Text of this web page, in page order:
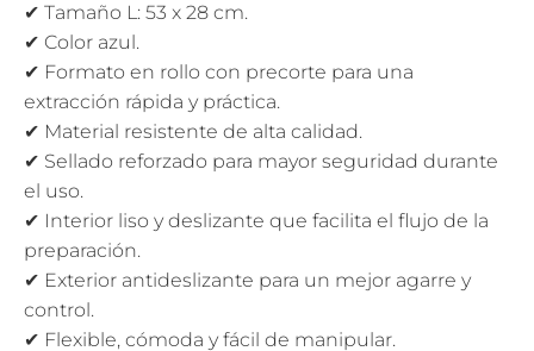
✔ Tamaño L: 53 x 28 cm.
✔ Color azul.
✔ Formato en rollo con precorte para una
extracción rápida y práctica.
✔ Material resistente de alta calidad.
✔ Sellado reforzado para mayor seguridad durante
el uso.
✔ Interior liso y deslizante que facilita el flujo de la
preparación.
✔ Exterior antideslizante para un mejor agarre y
control.
✔ Flexible, cómoda y fácil de manipular.